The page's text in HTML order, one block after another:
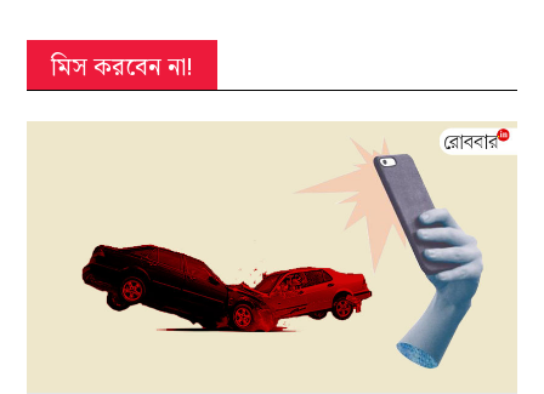
মিস করবেন না!